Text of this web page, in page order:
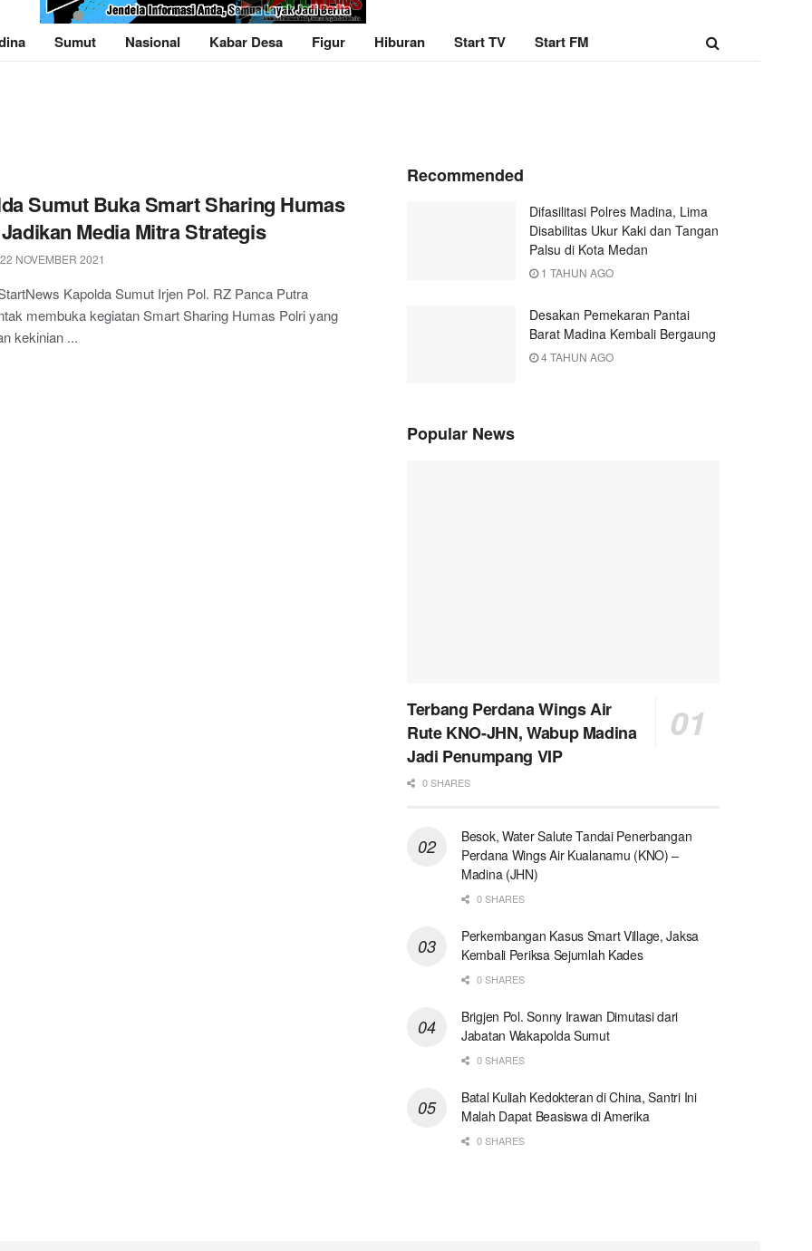
Sumut Nasional Kabar Desa Figur Hiburan Start TV Start FM
Sumut Buka Smart Sharing Humas
Media Mitra Strategis
NOVEMBER 2021
Kapolda Sumut Irjen Pol. RZ Panca Putra
membuka kegiatan Smart Sharing Humas Polri yang
kekinian ...
Recommended
Difasilitasi Polres Madina, Lima
Disabilitas Ukur Kaki dan Tangan
Palsu di Kota Medan
1 TAHUN AGO
Desakan Pemekaran Pantai
Barat Madina Kembali Bergaung
4 TAHUN AGO
Popular News
Terbang Perdana Wings Air
Rute KNO-JHN, Wabup Madina
Jadi Penumpang VIP
0 SHARES
Besok, Water Salute Tandai Penerbangan
Perdana Wings Air Kualanamu (KNO) –
Madina (JHN)
0 SHARES
Perkembangan Kasus Smart Village, Jaksa
Kembali Periksa Sejumlah Kades
0 SHARES
Brigjen Pol. Sonny Irawan Dimutasi dari
Jabatan Wakapolda Sumut
0 SHARES
Batal Kuliah Kedokteran di China, Santri Ini
Malah Dapat Beasiswa di Amerika
0 SHARES